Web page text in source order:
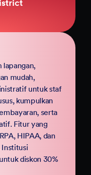
dengan